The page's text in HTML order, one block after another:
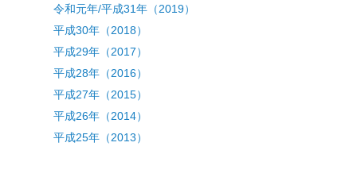
令和元年/平成31年（2019）
平成30年（2018）
平成29年（2017）
平成28年（2016）
平成27年（2015）
平成26年（2014）
平成25年（2013）